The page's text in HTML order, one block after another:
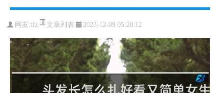
网友:tfz 文章列表 2023-12-09 05:20:12